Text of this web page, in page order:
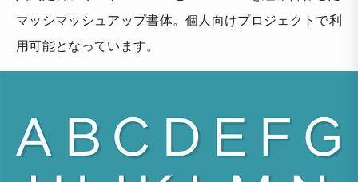
マッシマッシュアップ書体。個人向けプロジェクトで利
用可能となっています。